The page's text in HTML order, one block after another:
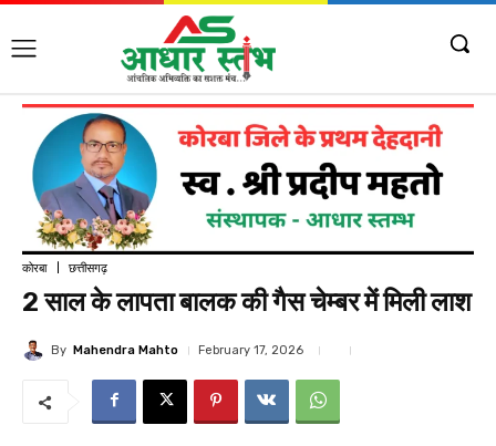
कोरबा छत्तीसगढ़
2 साल के लापता बालक की गैस चेम्बर में मिली लाश
By Mahendra Mahto February 17, 2026